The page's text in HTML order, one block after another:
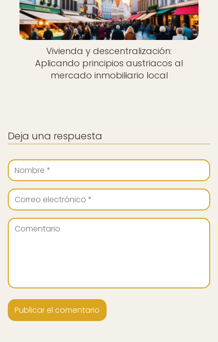
Vivienda y descentralización:
Aplicando principios austriacos al
mercado inmobiliario local
Deja una respuesta